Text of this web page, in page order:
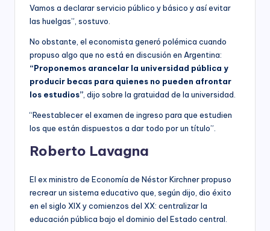
Vamos a declarar servicio público y básico y así evitar
las huelgas”, sostuvo.
No obstante, el economista generó polémica cuando
propuso algo que no está en discusión en Argentina:
“Proponemos arancelar la universidad pública y
producir becas para quienes no pueden afrontar
los estudios” , dijo sobre la gratuidad de la universidad.
“Reestablecer el examen de ingreso para que estudien
los que están dispuestos a dar todo por un título”.
Roberto Lavagna
El ex ministro de Economía de Néstor Kirchner propuso
recrear un sistema educativo que, según dijo, dio éxito
en el siglo XIX y comienzos del XX: centralizar la
educación pública bajo el dominio del Estado central.